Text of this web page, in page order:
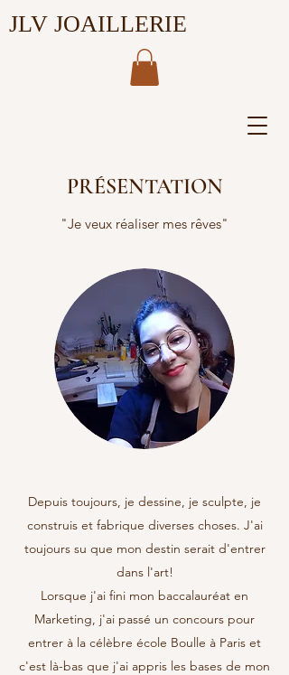
JLV JOAILLERIE
PRÉSENTATION
"Je veux réaliser mes rêves"
Depuis toujours, je dessine, je sculpte, je
construis et fabrique diverses choses. J'ai
toujours su que mon destin serait d'entrer
dans l'art!
Lorsque j'ai fini mon baccalauréat en
Marketing, j'ai passé un concours pour
entrer à la célèbre école Boulle à Paris et
c'est là-bas que j'ai appris les bases de mon